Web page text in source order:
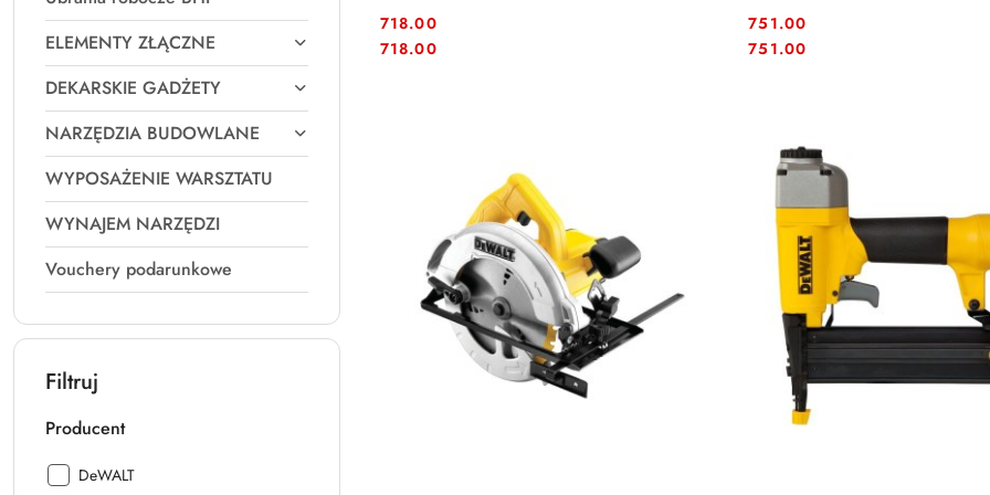
ELEMENTY ZŁĄCZNE
DEKARSKIE GADŻETY
NARZĘDZIA BUDOWLANE
WYPOSAŻENIE WARSZTATU
WYNAJEM NARZĘDZI
Vouchery podarunkowe
Filtruj
Producent
Producent:
DeWALT
Cena:
718.00
Cena:
718.00 Cena:
751.00
Cena:
751.00